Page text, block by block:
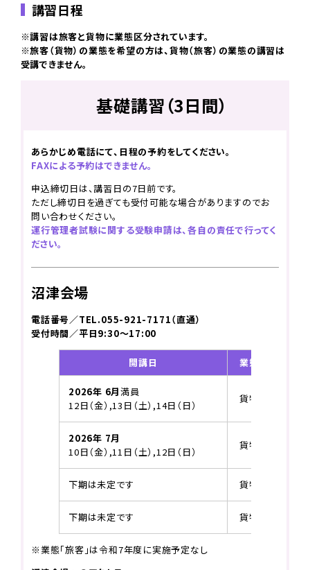
講習日程
※講習は旅客と貨物に業態区分されています。
※旅客（貨物）の業態を希望の方は、貨物（旅客）の業態の講習は
受講できません。
基礎講習（3日間）
あらかじめ電話にて、日程の予約をしてください。
FAXによる予約はできません。
申込締切日は、講習日の7日前です。
ただし締切日を過ぎても受付可能な場合がありますのでお
問い合わせください。
運行管理者試験に関する受験申請は、各自の責任で行ってく
ださい。
沼津会場
電話番号／TEL.055-921-7171（直通）
受付時間／平日9:30～17:00
開講日 業態
2026年 6月満員
12日（金）,13日（土）,14日（日）
貨物
2026年 7月
10日（金）,11日（土）,12日（日）
貨物
下期は未定です 貨物
下期は未定です 貨物
※業態「旅客」は令和7年度に実施予定なし